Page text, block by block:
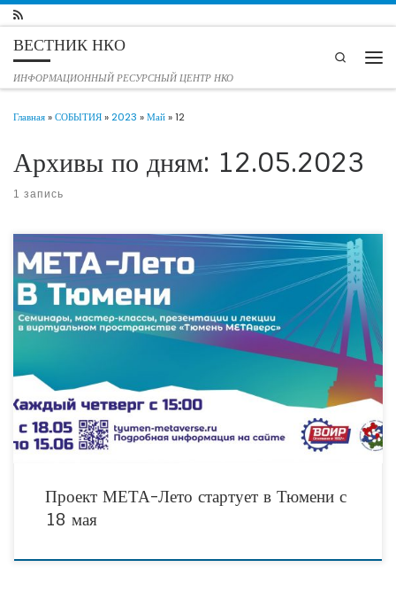
Перейти к содержимому
ВЕСТНИК НКО
ИНФОРМАЦИОННЫЙ РЕСУРСНЫЙ ЦЕНТР НКО
Search
Главная»СОБЫТИЯ»2023 »Май»12
Архивы по дням: 12.05.2023
1 запись
Тюменский областной совет Всероссийского общества изобретателей и
рационализаторов объявляет о старте нового образовательного онлайн-
проекта, реализуемого при поддержке регионального Альянса социально
ориентированных НКО и IT-компания ООО
Проект МЕТА-Лето стартует в Тюмени с
18 мая